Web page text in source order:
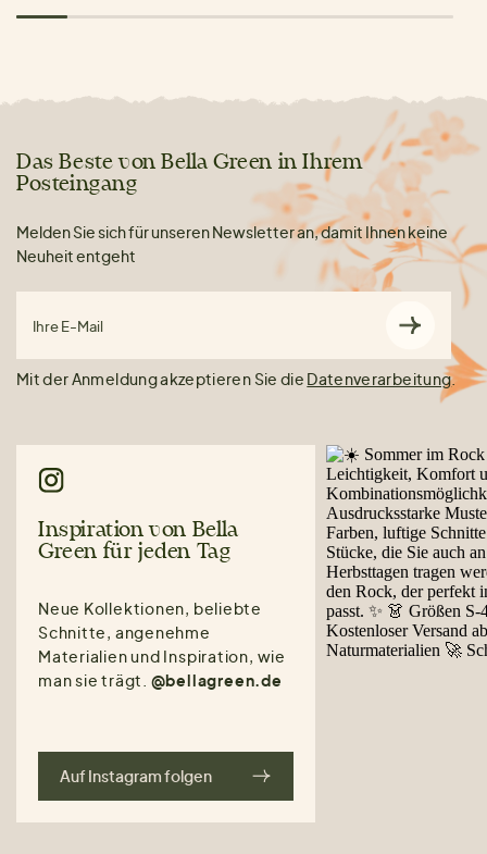
Das Beste von Bella Green in Ihrem
Posteingang
Melden Sie sich für unseren Newsletter an, damit Ihnen keine
Neuheit entgeht
Ihre E-Mail
Mit der Anmeldung akzeptieren Sie die Datenverarbeitung.
Inspiration von Bella
Green für jeden Tag
Neue Kollektionen, beliebte
Schnitte, angenehme
Materialien und Inspiration, wie
man sie trägt. @bellagreen.de
Auf Instagram folgen